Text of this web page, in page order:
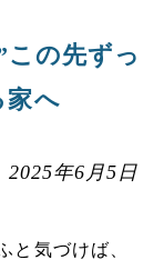
の先ずっ
家へ
2025年6月5日
と気づけば、